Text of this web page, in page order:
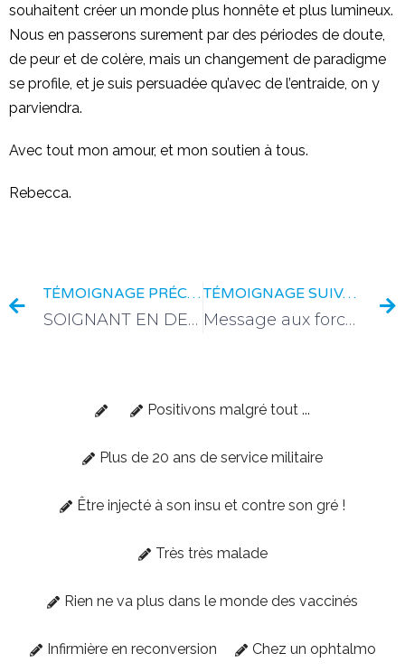
souhaitent créer un monde plus honnête et plus lumineux.
Nous en passerons surement par des périodes de doute,
de peur et de colère, mais un changement de paradigme
se profile, et je suis persuadée qu’avec de l’entraide, on y
parviendra.
Avec tout mon amour, et mon soutien à tous.
Rebecca.
TÉMOIGNAGE PRÉCÉDENT
SOIGNANT EN DETRESSE
TÉMOIGNAGE SUIVANT
Message aux forces de l’ordre et aux manifestants
Positivons malgré tout ...
Plus de 20 ans de service militaire
Être injecté à son insu et contre son gré !
Très très malade
Rien ne va plus dans le monde des vaccinés
Infirmière en reconversion Chez un ophtalmo